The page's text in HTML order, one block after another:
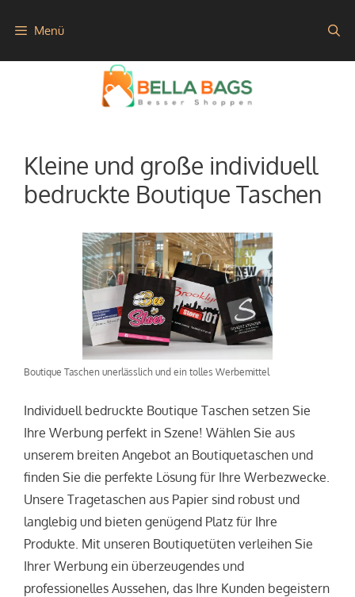
Inhalt Menü
Kleine und große individuell
bedruckte Boutique Taschen
Boutique Taschen unerlässlich und ein tolles Werbemittel
Individuell bedruckte Boutique Taschen setzen Sie
Ihre Werbung perfekt in Szene! Wählen Sie aus
unserem breiten Angebot an Boutiquetaschen und
finden Sie die perfekte Lösung für Ihre Werbezwecke.
Unsere Tragetaschen aus Papier sind robust und
langlebig und bieten genügend Platz für Ihre
Produkte. Mit unseren Boutiquetüten verleihen Sie
Ihrer Werbung ein überzeugendes und
professionelles Aussehen, das Ihre Kunden begeistern